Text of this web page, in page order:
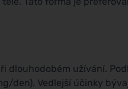
dlouhodobém užívání.
den). Vedlejší účinky